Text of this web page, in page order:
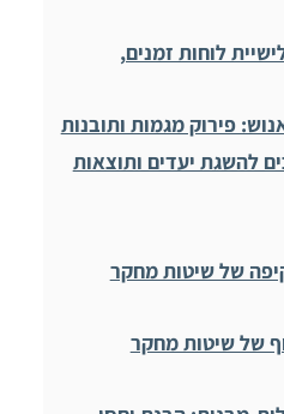
לוחות זמנים,
פירוק מגמות ותובנות
להשגת יעדים ותוצאות
של שיטות מחקר
של שיטות מחקר